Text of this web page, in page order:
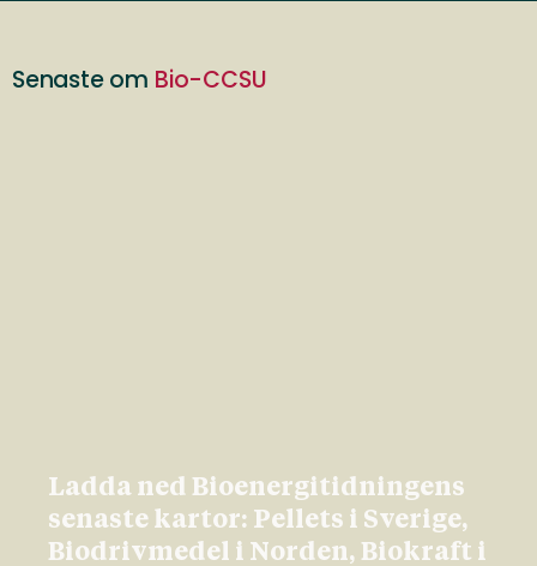
Senaste om Bio-CCSU
Ladda ned Bioenergitidningens
senaste kartor: Pellets i Sverige,
Biodrivmedel i Norden, Biokraft i